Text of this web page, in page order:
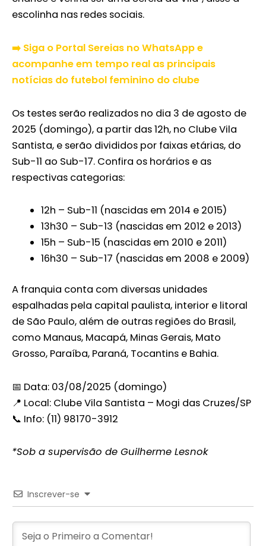
escolinha nas redes sociais.
➡️ Siga o Portal Sereias no WhatsApp e
acompanhe em tempo real as principais
notícias do futebol feminino do clube
Os testes serão realizados no dia 3 de agosto de
2025 (domingo), a partir das 12h, no Clube Vila
Santista, e serão divididos por faixas etárias, do
Sub-11 ao Sub-17. Confira os horários e as
respectivas categorias:
12h – Sub-11 (nascidas em 2014 e 2015)
13h30 – Sub-13 (nascidas em 2012 e 2013)
15h – Sub-15 (nascidas em 2010 e 2011)
16h30 – Sub-17 (nascidas em 2008 e 2009)
A franquia conta com diversas unidades
espalhadas pela capital paulista, interior e litoral
de São Paulo, além de outras regiões do Brasil,
como Manaus, Macapá, Minas Gerais, Mato
Grosso, Paraíba, Paraná, Tocantins e Bahia.
📅 Data: 03/08/2025 (domingo)
📍 Local: Clube Vila Santista – Mogi das Cruzes/SP
📞 Info: (11) 98170-3912
*Sob a supervisão de Guilherme Lesnok
Inscrever-se